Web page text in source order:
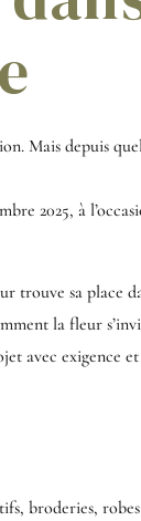
Mais depuis
2025, à
trouve sa place
la fleur
avec exigence
broderies,